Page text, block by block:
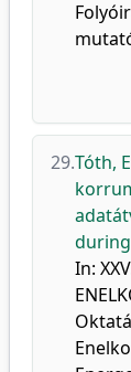
29.Tóth,
In: